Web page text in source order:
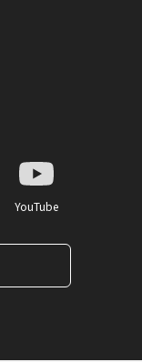
YouTube